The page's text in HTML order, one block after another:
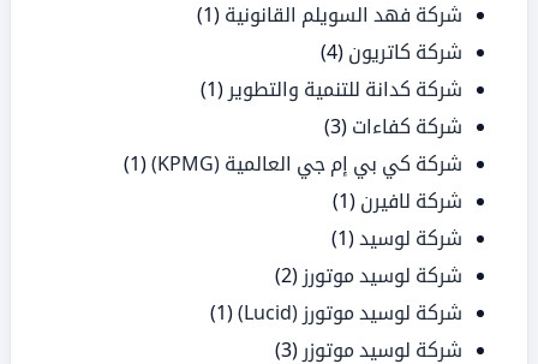
شركة فهد السويلم القانونية (1)
شركة كاتريون (4)
شركة كدانة للتنمية والتطوير (1)
شركة كفاءات (3)
شركة كي بي إم جي العالمية (KPMG)
(1)
شركة لافيرن (1)
شركة لوسيد(1)
شركة لوسيد موتورز (2)
شركة لوسيد موتورز (Lucid)
(1)
شركة لوسيد موتوزر (3)